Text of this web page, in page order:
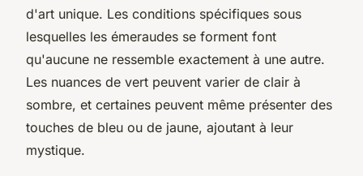
d'art unique. Les conditions spécifiques sous
lesquelles les émeraudes se forment font
qu'aucune ne ressemble exactement à une autre.
Les nuances de vert peuvent varier de clair à
sombre, et certaines peuvent même présenter des
touches de bleu ou de jaune, ajoutant à leur
mystique.